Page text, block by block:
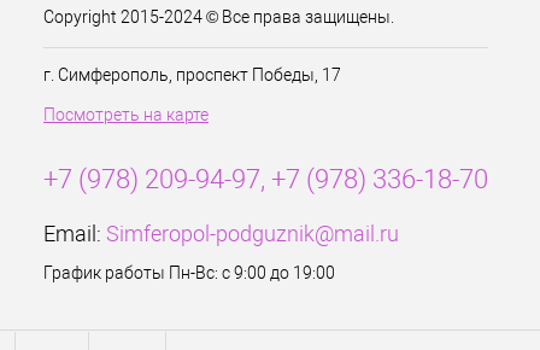
Copyright 2015-2024 © Все права защищены.
г. Симферополь, проспект Победы, 17
Посмотреть на карте
+7 (978) 209-94-97, +7 (978) 336-18-70
Email: Simferopol-podguznik@mail.ru
График работы Пн-Вс: с 9:00 до 19:00